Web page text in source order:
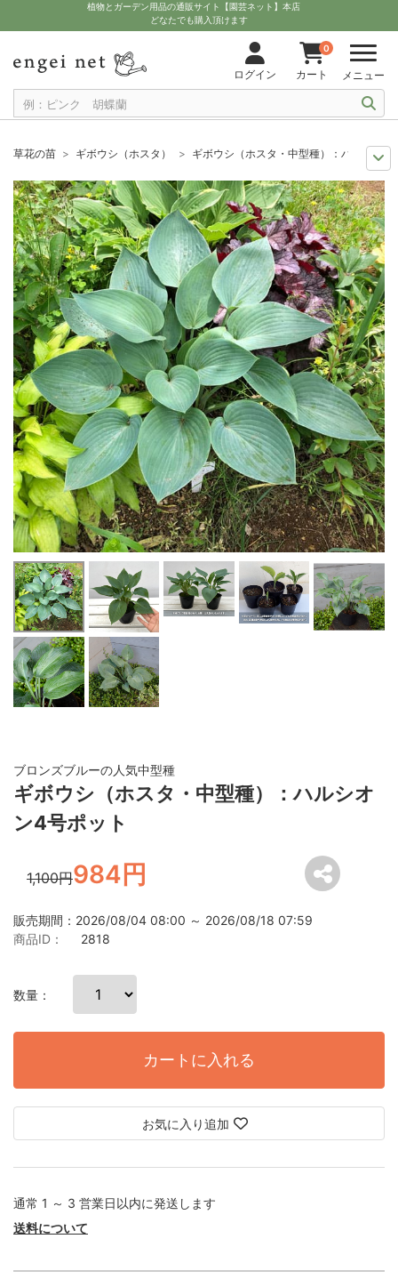
植物とガーデン用品の通販サイト【園芸ネット】本店
どなたでも購入頂けます
ログイン
0
カート メニュー
草花の苗 ギボウシ（ホスタ）
ギボウシ（ホスタ・中型種）：ハルシオ
セール
草花 ハーブ・野菜苗 ギボウシ（ホスタ・中型種）：ハルシオン4
ブロンズブルーの人気中型種
ギボウシ（ホスタ・中型種）：ハルシオ
ン4号ポット
1,100円984円
販売期間：2026/08/04 08:00 ～ 2026/08/18 07:59
商品ID：
2818
数量：
カートに入れる
お気に入り追加
通常 1 ～ 3 営業日以内に発送します
送料について